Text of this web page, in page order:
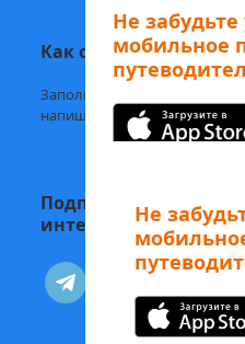
Как с нами связаться
Заполните
напишите нам в Telegramили
Подписывайтесь на
интересно и полезно!
telegram vkontakte
Не
мобильное
А еще наши
Не